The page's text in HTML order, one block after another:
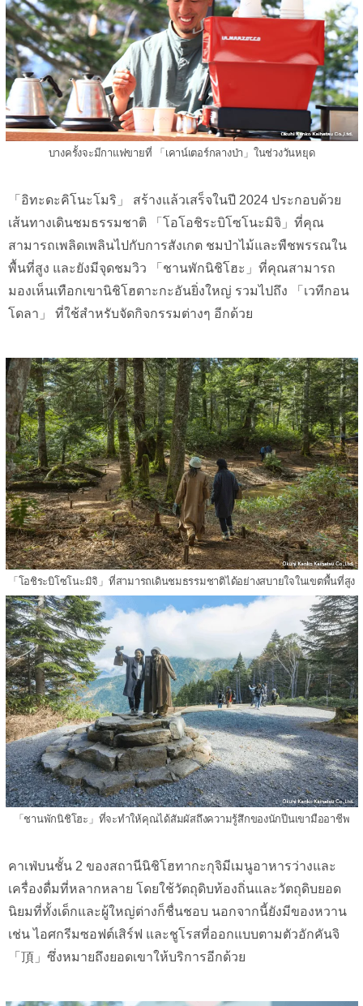
บางครั้งจะมีกาแฟขายที่ 「เคาน์เตอร์กลางป่า」ในช่วงวันหยุด
「อิทะดะคิโนะโมริ」 สร้างแล้วเสร็จในปี 2024 ประกอบด้วย
เส้นทางเดินชมธรรมชาติ 「โอโอชิระบิโซโนะมิจิ」ที่คุณ
สามารถเพลิดเพลินไปกับการสังเกต ชมป่าไม้และพืชพรรณใน
พื้นที่สูง และยังมีจุดชมวิว 「ชานพักนิชิโฮะ」ที่คุณสามารถ
มองเห็นเทือกเขานิชิโฮตาะกะอันยิ่งใหญ่ รวมไปถึง 「เวทีกอน
โดลา」 ที่ใช้สำหรับจัดกิจกรรมต่างๆ อีกด้วย
「โอชิระบิโซโนะมิจิ」ที่สามารถเดินชมธรรมชาติได้อย่างสบายใจในเขตพื้นที่สูง
「ชานพักนิชิโฮะ」ที่จะทำให้คุณได้สัมผัสถึงความรู้สึกของนักปีนเขามืออาชีพ
คาเฟ่บนชั้น 2 ของสถานีนิชิโฮทากะกุจิมีเมนูอาหารว่างและ
เครื่องดื่มที่หลากหลาย โดยใช้วัตถุดิบท้องถิ่นและวัตถุดิบยอด
นิยมที่ทั้งเด็กและผู้ใหญ่ต่างก็ชื่นชอบ นอกจากนี้ยังมีของหวาน
เช่น ไอศกรีมซอฟต์เสิร์ฟ และชูโรสที่ออกแบบตามตัวอักคันจิ
「頂」ซึ่งหมายถึงยอดเขาให้บริการอีกด้วย